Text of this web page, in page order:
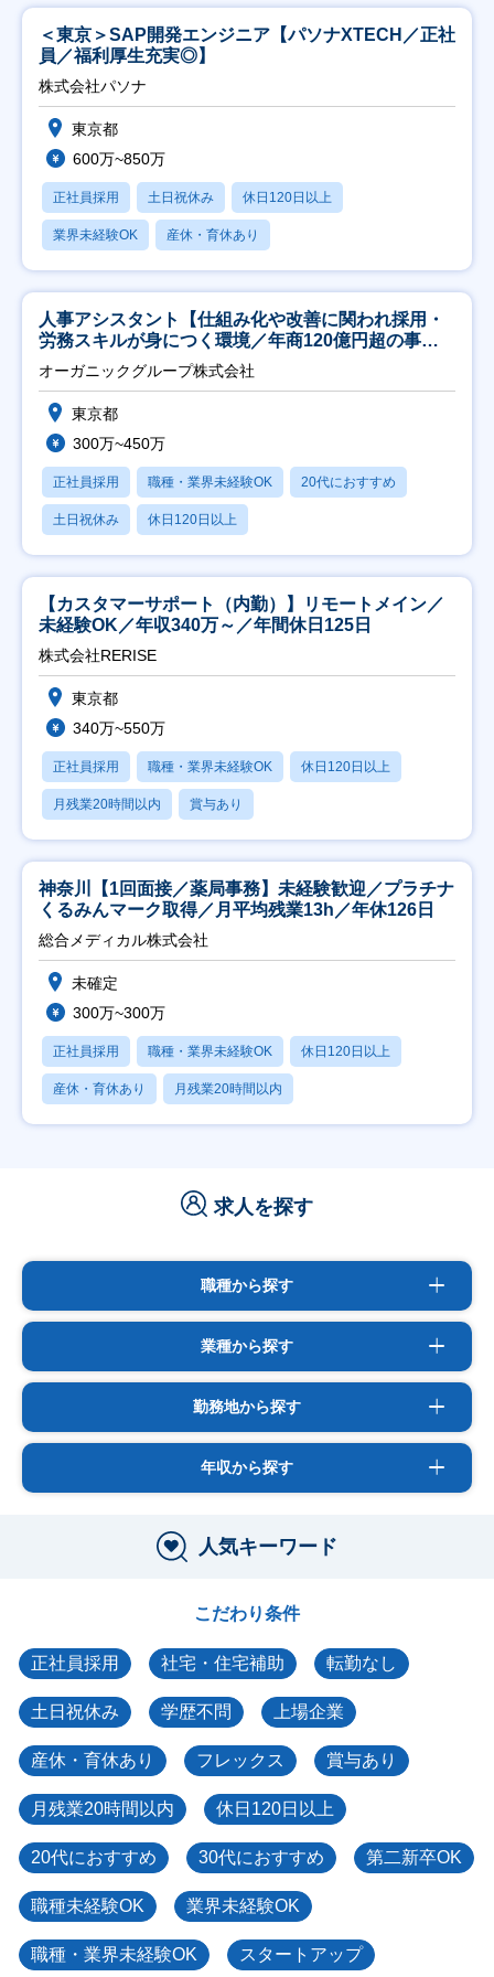
＜東京＞SAP開発エンジニア【パソナXTECH／正社
員／福利厚生充実◎】
株式会社パソナ
東京都
600万~850万
正社員採用 土日祝休み 休日120日以上
業界未経験OK 産休・育休あり
人事アシスタント【仕組み化や改善に関われ採用・
労務スキルが身につく環境／年商120億円超の事業
会社】
オーガニックグループ株式会社
東京都
300万~450万
正社員採用 職種・業界未経験OK 20代におすすめ
土日祝休み 休日120日以上
【カスタマーサポート（内勤）】リモートメイン／
未経験OK／年収340万～／年間休日125日
株式会社RERISE
東京都
340万~550万
正社員採用 職種・業界未経験OK 休日120日以上
月残業20時間以内 賞与あり
神奈川【1回面接／薬局事務】未経験歓迎／プラチナ
くるみんマーク取得／月平均残業13h／年休126日
総合メディカル株式会社
未確定
300万~300万
正社員採用 職種・業界未経験OK 休日120日以上
産休・育休あり 月残業20時間以内
求人を探す
職種から探す
業種から探す
勤務地から探す
年収から探す
人気キーワード
こだわり条件
正社員採用 社宅・住宅補助 転勤なし
土日祝休み 学歴不問 上場企業
産休・育休あり フレックス 賞与あり
月残業20時間以内 休日120日以上
20代におすすめ 30代におすすめ 第二新卒OK
職種未経験OK 業界未経験OK
職種・業界未経験OK スタートアップ